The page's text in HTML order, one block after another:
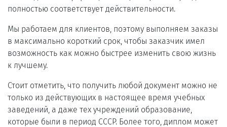
полностью соответствует действительности.
Мы работаем для клиентов, поэтому выполняем заказы
в максимально короткий срок, чтобы заказчик имел
возможность как можно быстрее изменить свою жизнь
к лучшему.
Стоит отметить, что получить любой документ можно не
только из действующих в настоящее время учебных
заведений, а даже тех учреждений образование,
которые были в период СССР. Более того, диплом может